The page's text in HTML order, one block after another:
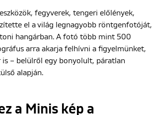
fegyverek, tengeri előlények,
el a világ legnagyobb röntgenfotóját,
hangárban. A fotó több mint 500
arra akarja felhívni a figyelmünket,
– belülről egy bonyolult, páratlan
alapján.
a Minis kép a